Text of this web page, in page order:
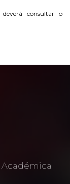
consultar o